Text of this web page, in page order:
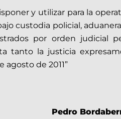
y utilizar para la
custodia policial,
por orden judicial
tanto la justicia
agosto de 2011”
Pedro